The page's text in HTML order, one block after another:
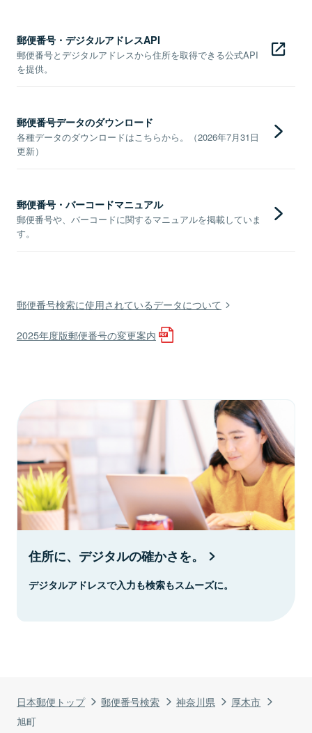
日本郵便トップ 郵便番号検索 神奈川県
厚木市
旭町
郵便番号・デジタルアドレスAPI
郵便番号とデジタルアドレスから住所を取得できる公式API
を提供。
郵便番号データのダウンロード
各種データのダウンロードはこちらから。（2026年7月31日
更新）
郵便番号・バーコードマニュアル
郵便番号や、バーコードに関するマニュアルを掲載していま
す。
郵便番号検索に使用されているデータについて
2025年度版郵便番号の変更案内
住所に、デジタルの確かさを。
デジタルアドレスで入力も検索もスムーズに。